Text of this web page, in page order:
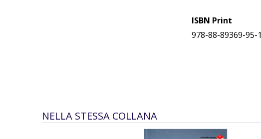
ISBN Print
978-88-89369-95-1
NELLA STESSA COLLANA